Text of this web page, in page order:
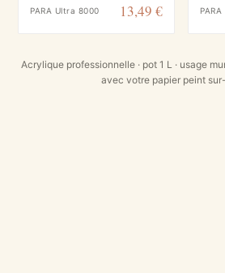
PARA Ultra 8000 13,49 €
Acrylique professionnelle · pot 1 L · usage
avec votre papier peint